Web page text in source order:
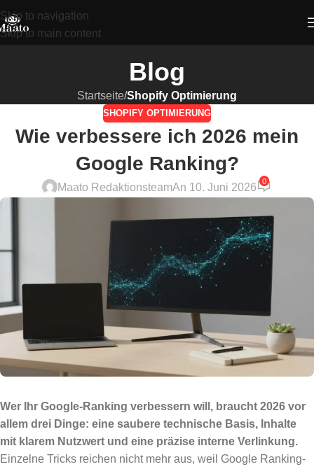
Skip to navigation
Skip to main content
Blog
Startseite/Shopify Optimierung
SHOPIFY OPTIMIERUNG
Wie verbessere ich 2026 mein
Google Ranking?
Maato RedaktionsteamAn 10. Juni 2026
0
Wer Ihr Google-Ranking verbessern will, braucht 2026 vor
allem drei Dinge: eine saubere technische Basis, Inhalte
mit klarem Nutzwert und eine präzise interne Verlinkung.
Einzelne Tricks reichen nicht mehr aus, weil Google Ranking-